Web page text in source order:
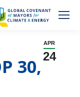
APR
24
30,